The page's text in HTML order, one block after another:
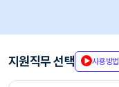
지원직무 선택 사용방법